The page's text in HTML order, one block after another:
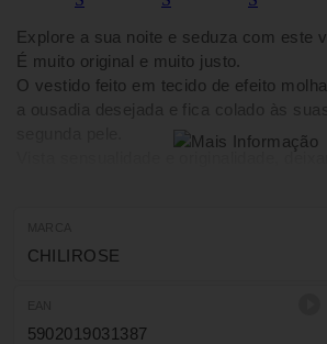
Explore a sua noite e seduza com este
É muito original e muito justo.
O vestido feito em tecido de efeito
a ousadia desejada e fica colado às
Vista sensualidade e originalidade,
CHILIROSE
5902019031387